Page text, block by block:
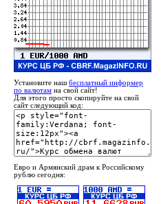
Установите наш бесплатный информер
по валютам на свой сайт!
Для этого просто скопируйте на свой
сайт следующий код:
Евро и Армянский драм к Российскому
рублю сегодня: